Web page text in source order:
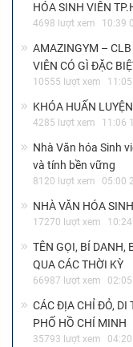
HÓA SINH VIÊN
4698 lượt xem 10:39
AMAZINGYM – CLB
VIÊN CÓ GÌ ĐẶC
10555 lượt xem
KHÓA HUẤN
4285 lượt xem 11:06
Nhà Văn hóa Sinh
và tính bền vững
8120 lượt xem 05:00
NHÀ VĂN HÓA
17270 lượt xem
TÊN GỌI, BÍ DANH,
QUA CÁC THỜI KỲ
66987 lượt xem
CÁC ĐỊA CHỈ ĐỎ, DI
PHỐ HỒ CHÍ MINH
35793 lượt xem